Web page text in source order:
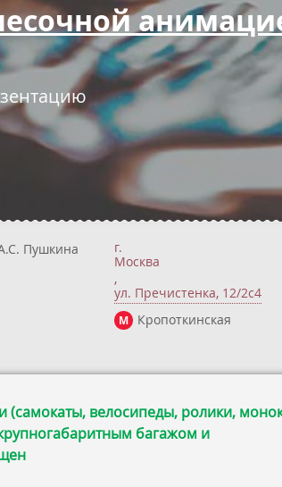
Пушкина
г.
Москва
,
ул. Пречистенка, 12/2c4
М Кропоткинская
(самокаты, велосипеды, ролики,
багажом и